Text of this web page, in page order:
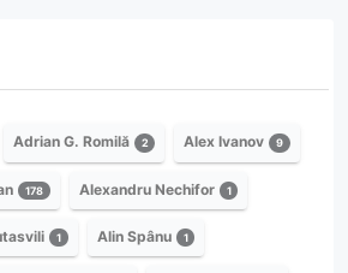
Adrian G. Romilă 2 Alex Ivanov 9
178 Alexandru Nechifor 1
1 Alin Spânu 1